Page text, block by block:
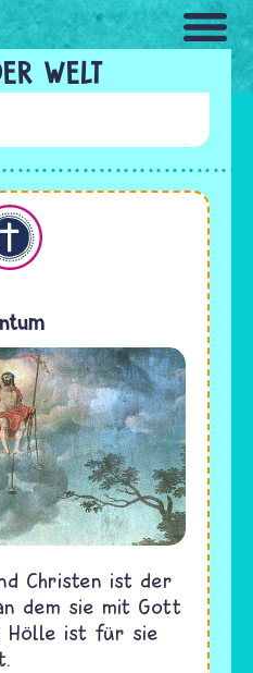
WELT
Christen ist der
dem sie mit Gott
Hölle ist für sie